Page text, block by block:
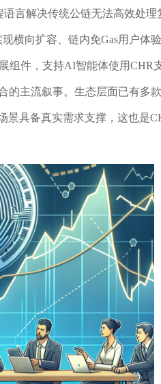
言解决传统公链无法高效处理
横向扩容、链内免Gas用户体
组件，支持AI智能体使用CHR
的主流叙事。生态层面已有多
景具备真实需求支撑，这也是